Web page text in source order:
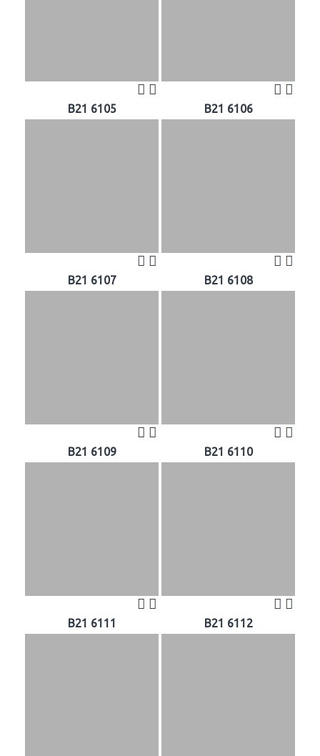
B21 6105 B21 6106
B21 6107 B21 6108
B21 6109 B21 6110
B21 6111 B21 6112